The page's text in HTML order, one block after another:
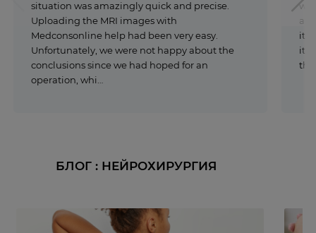
situation was amazingly quick and precise.
Uploading the MRI images with
Medconsonline help had been very easy.
Unfortunately, we were not happy about the
conclusions since we had hoped for an
operation, whi…
it,
it.
БЛОГ : НЕЙРОХИРУРГИЯ